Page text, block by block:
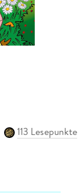
113 Lesepunkte